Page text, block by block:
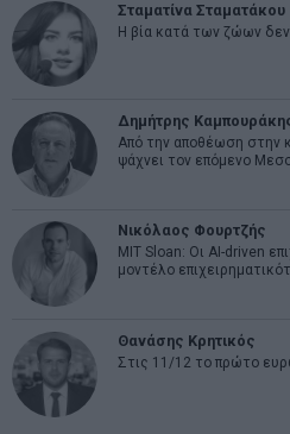
Σταματίνα Σταματάκου
Η βία κατά των ζώων δεν
Δημήτρης
Από την αποθέωση στην
ψάχνει τον επόμενο
Νικόλαος Φουρτζής
MIT Sloan: Οι AI-driven
μοντέλο
Θανάσης Κρητικός
Στις 11/12 το πρώτο